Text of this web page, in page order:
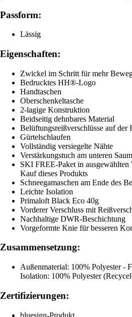
Passform:
Lässig
Eigenschaften:
Zwickel im Schritt für mehr
Bedrucktes HH®-Logo
Handtaschen
Oberschenkeltasche
2-lagige Konstruktion
Beidseitig dehnbares Material
Belüftungsreißverschlüsse auf der
Gürtelschlaufen
Vollständig versiegelte Nähte
Verstärkungstuch am unteren Saum
SKI FREE-Paket in ausgewählten
Kauf dieses Produkts
Schneegamaschen am Ende des
Leichte Isolation
Primaloft Black Eco 40g
Vorderer Verschluss mit
Nachhaltige DWR-Beschichtung
Vorgeformte Knie für besseren
Zusammensetzung:
Außenmaterial: 100% Polyester -
Isolation: 100% Polyester
Zertifizierungen:
bluesign-Produkt